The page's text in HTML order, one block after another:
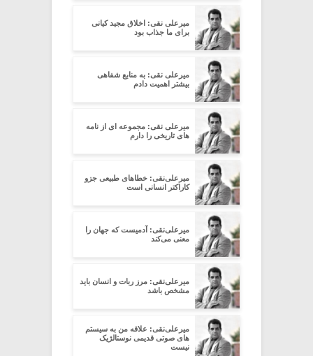
میرعلی نقی: اخلاق مجید کیانی
برای ما جذاب بود
میرعلی نقی: به منابع شفاهی
بیشتر اهمیت دادم
میرعلی نقی: مجموعه ای از نامه
های تاریخی را دارم
میرعلی‌نقی: خطاهای طبیعی جزو
کاراکتر انسانی است
میرعلی‌نقی: آدمیست که جهان را
معنی می‌کند
میرعلی‌نقی: مرز ربات و انسان باید
مشخص باشد
میرعلی‌نقی: علاقه من به سیستم
های صوتی قدیمی نوستالژیک
نیست